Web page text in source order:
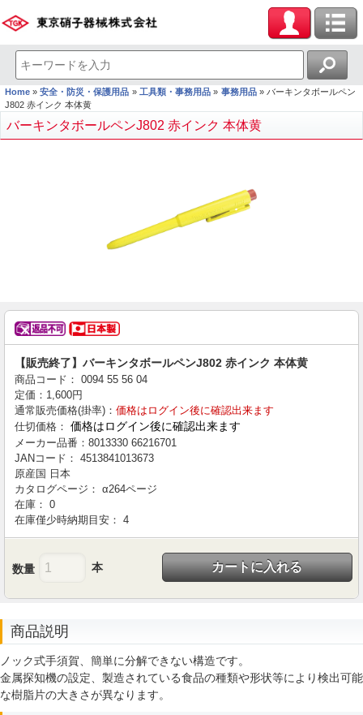
Home 安全・防災・保護用品 工具類・事務用品 事務用品
バーキンタボールペン
J802 赤インク 本体黄
バーキンタボールペンJ802 赤インク 本体黄
【販売終了】バーキンタボールペンJ802 赤インク 本体黄
商品コード： 0094 55 56 04
定価： 1,600円
通常販売価格(掛率)： 価格はログイン後に確認出来ます
仕切価格： 価格はログイン後に確認出来ます
メーカー品番： 8013330 66216701
JANコード： 4513841013673
原産国 日本
カタログページ： α264ページ
在庫： 0
在庫僅少時納期目安： 4
数量 本 カートに入れる
商品説明
ノック式手須賀、簡単に分解できない構造です。
金属探知機の設定、製造されている食品の種類や形状等により検出可能
な樹脂片の大きさが異なります。